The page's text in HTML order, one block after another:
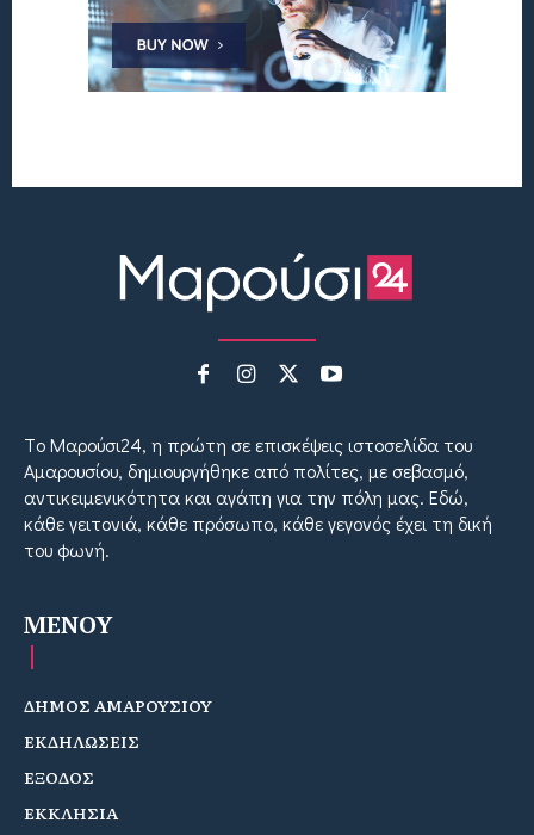
Tο Μαρούσι24, η πρώτη σε επισκέψεις ιστοσελίδα του
Αμαρουσίου, δημιουργήθηκε από πολίτες, με σεβασμό,
αντικειμενικότητα και αγάπη για την πόλη μας. Εδώ,
κάθε γειτονιά, κάθε πρόσωπο, κάθε γεγονός έχει τη δική
του φωνή.
MENOY
ΔΗΜΟΣ ΑΜΑΡΟΥΣΙΟΥ
ΕΚΔΗΛΩΣΕΙΣ
ΕΞΟΔΟΣ
ΕΚΚΛΗΣΙΑ